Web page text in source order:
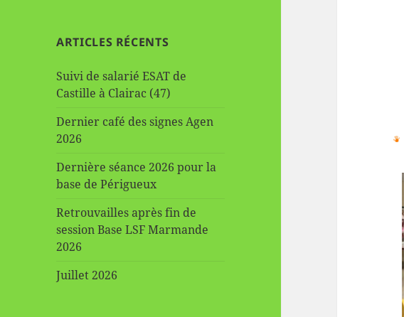
ARTICLES RÉCENTS
Suivi de salarié ESAT de
Castille à Clairac (47)
Dernier café des signes Agen
2026
Dernière séance 2026 pour la
base de Périgueux
Retrouvailles après fin de
session Base LSF Marmande
2026
Juillet 2026